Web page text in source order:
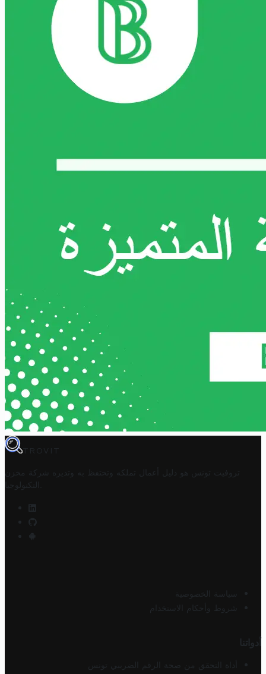
TROVIT
تروفيت تونس هو دليل أعمال تملكه وتحتفظ به وتديره
شركة مخزن
التكنولوجيا
سياسة الخصوصية
شروط وأحكام الاستخدام
أدواتنا
أداة التحقق من صحة الرقم الضريبي تونس